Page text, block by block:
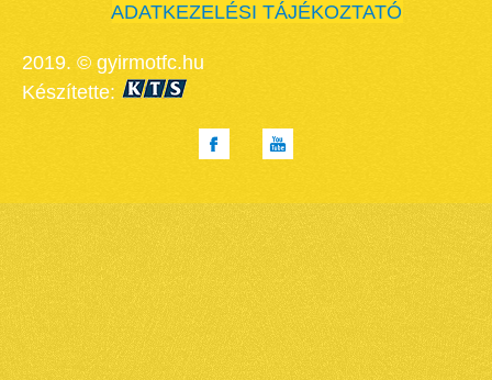
ADATKEZELÉSI TÁJÉKOZTATÓ
2019. © gyirmotfc.hu
Készítette: